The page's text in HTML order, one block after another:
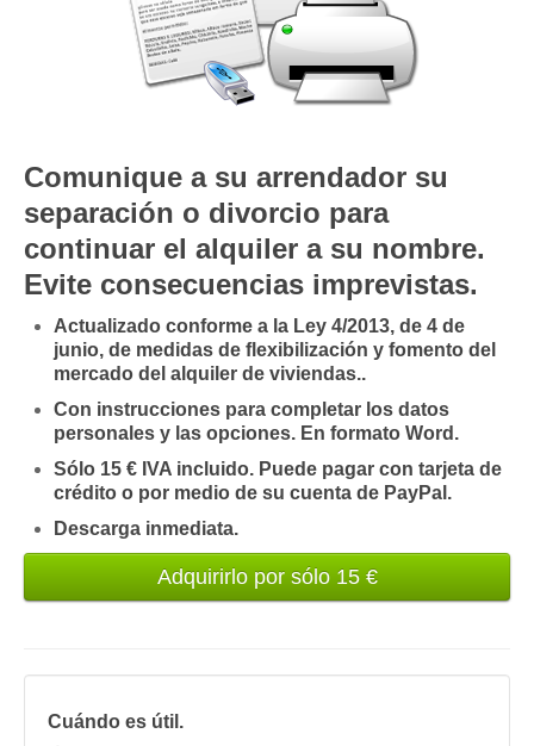
Mis boletines
Comunique a su arrendador su
separación o divorcio para
continuar el alquiler a su nombre.
Evite consecuencias imprevistas.
Actualizado conforme a la Ley 4/2013, de 4 de
junio, de medidas de flexibilización y fomento del
mercado del alquiler de viviendas..
Con instrucciones para completar los datos
personales y las opciones. En formato Word.
Sólo 15 € IVA incluido. Puede pagar con tarjeta de
crédito o por medio de su cuenta de PayPal.
Descarga inmediata.
Cuándo es útil.